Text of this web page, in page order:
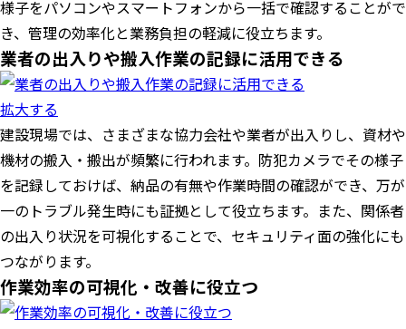
様子をパソコンやスマートフォンから一括で確認することがで
き、管理の効率化と業務負担の軽減に役立ちます。
業者の出入りや搬入作業の記録に活用できる
拡大する
建設現場では、さまざまな協力会社や業者が出入りし、資材や
機材の搬入・搬出が頻繁に行われます。防犯カメラでその様子
を記録しておけば、納品の有無や作業時間の確認ができ、万が
一のトラブル発生時にも証拠として役立ちます。また、関係者
の出入り状況を可視化することで、セキュリティ面の強化にも
つながります。
作業効率の可視化・改善に役立つ